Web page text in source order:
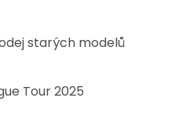
starých modelů
Tour 2025